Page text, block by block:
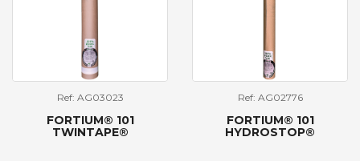
Ref: AG03023
FORTIUM® 101
TWINTAPE®
Ref: AG02776
FORTIUM® 101
HYDROSTOP®